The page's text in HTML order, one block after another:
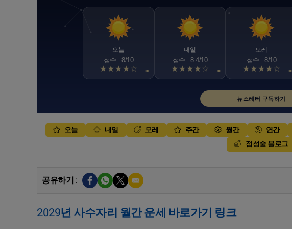
오늘
점수 : 8/10
★★★★☆ >
내일
점수 : 8.4/10
★★★★☆ >
모레
점수 : 8/10
★★★★☆ >
뉴스레터 구독하기
오늘 내일 모레 주간 월간 연간
점성술 블로그
공유하기 :
2029년 사수자리 월간 운세 바로가기 링크